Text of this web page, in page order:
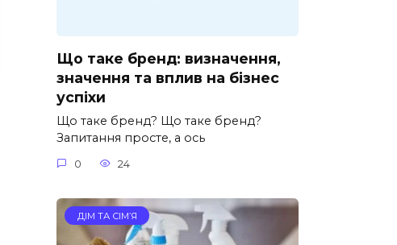
Що таке бренд: визначення,
значення та вплив на бізнес
успіхи
Що таке бренд? Що таке бренд?
Запитання просте, а ось
0 24
ДІМ ТА СІМ’Я